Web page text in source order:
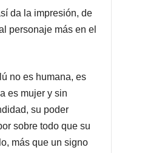
da la impresión, de
personaje más en el
no es humana, es
es mujer y sin
su poder
sobre todo que su
más que un signo